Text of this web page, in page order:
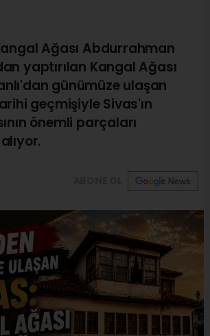
Ağası Abdurrahman
yaptırılan Kangal Ağası
günümüze ulaşan
geçmişiyle Sivas'ın
önemli parçaları